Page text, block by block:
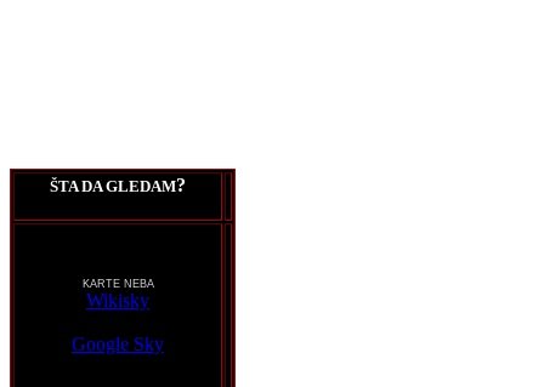
ŠTA DA GLEDAM?
KARTE NEBA
Wikisky
Google Sky